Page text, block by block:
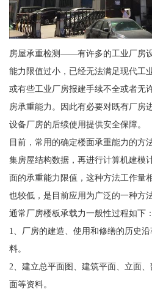
房屋承重检测——有许多的工业厂房
能力限值过小，已经无法满足现代工
或有些工业厂房报建手续不全或者无
房承重能力。因此有必要对既有厂房
设备厂房的后续使用提供安全保障。
目前，常用的确定楼面承重能力的方
集房屋结构数据，再进行计算机建模
面的承重能力限值，这种方法工作量
也较低，是目前应用为广泛的一种方法
通常厂房楼板承载力一般性过程如下：
1、厂房的建造、使用和修缮的历史
料。
2、建立总平面图、建筑平面、立面
面等资料。